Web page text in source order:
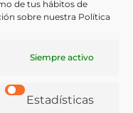
de tus hábitos de
sobre nuestra Política
Siempre activo
Estadísticas